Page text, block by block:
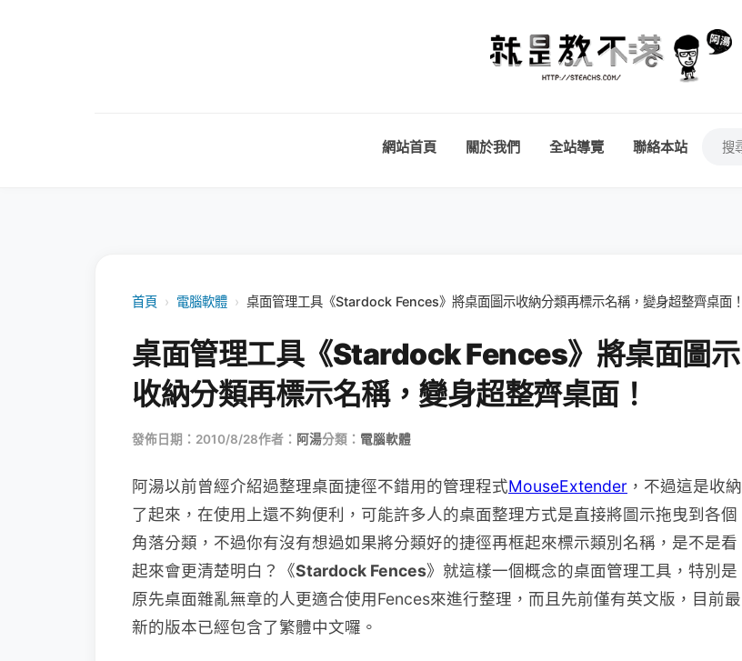
網站首頁 關於我們 全站導覽 聯絡本站
首頁 › 電腦軟體 › 桌面管理工具《Stardock Fences》將桌面圖示收納分類再標示名稱，變身超整齊桌面！
桌面管理工具《Stardock Fences》將桌面圖示
收納分類再標示名稱，變身超整齊桌面！
發佈日期：2010/8/28作者： 阿湯分類： 電腦軟體
阿湯以前曾經介紹過整理桌面捷徑不錯用的管理程式MouseExtender ，不過這是收納
了起來，在使用上還不夠便利，可能許多人的桌面整理方式是直接將圖示拖曳到各個
角落分類，不過你有沒有想過如果將分類好的捷徑再框起來標示類別名稱，是不是看
起來會更清楚明白？《Stardock Fences》就這樣一個概念的桌面管理工具，特別是
原先桌面雜亂無章的人更適合使用Fences來進行整理，而且先前僅有英文版，目前最
新的版本已經包含了繁體中文囉。